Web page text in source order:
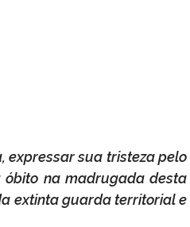
expressar sua tristeza pelo
óbito na madrugada desta
extinta guarda territorial e